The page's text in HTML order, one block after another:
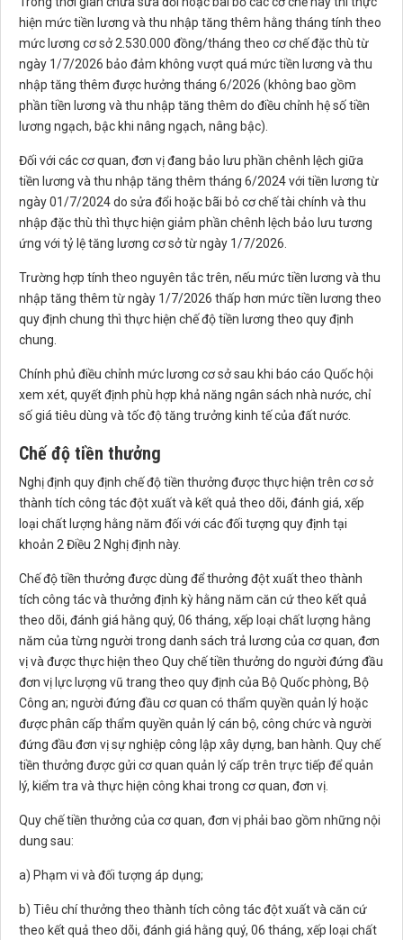
hiện mức tiền lương và thu nhập tăng thêm hằng tháng tính theo
mức lương cơ sở 2.530.000 đồng/tháng theo cơ chế đặc thù từ
ngày 1/7/2026 bảo đảm không vượt quá mức tiền lương và thu
nhập tăng thêm được hưởng tháng 6/2026 (không bao gồm
phần tiền lương và thu nhập tăng thêm do điều chỉnh hệ số tiền
lương ngạch, bậc khi nâng ngạch, nâng bậc).
Đối với các cơ quan, đơn vị đang bảo lưu phần chênh lệch giữa
tiền lương và thu nhập tăng thêm tháng 6/2024 với tiền lương từ
ngày 01/7/2024 do sửa đổi hoặc bãi bỏ cơ chế tài chính và thu
nhập đặc thù thì thực hiện giảm phần chênh lệch bảo lưu tương
ứng với tỷ lệ tăng lương cơ sở từ ngày 1/7/2026.
Trường hợp tính theo nguyên tắc trên, nếu mức tiền lương và thu
nhập tăng thêm từ ngày 1/7/2026 thấp hơn mức tiền lương theo
quy định chung thì thực hiện chế độ tiền lương theo quy định
chung.
Chính phủ điều chỉnh mức lương cơ sở sau khi báo cáo Quốc hội
xem xét, quyết định phù hợp khả năng ngân sách nhà nước, chỉ
số giá tiêu dùng và tốc độ tăng trưởng kinh tế của đất nước.
Chế độ tiền thưởng
Nghị định quy định chế độ tiền thưởng được thực hiện trên cơ sở
thành tích công tác đột xuất và kết quả theo dõi, đánh giá, xếp
loại chất lượng hằng năm đối với các đối tượng quy định tại
khoản 2 Điều 2 Nghị định này.
Chế độ tiền thưởng được dùng để thưởng đột xuất theo thành
tích công tác và thưởng định kỳ hằng năm căn cứ theo kết quả
theo dõi, đánh giá hằng quý, 06 tháng, xếp loại chất lượng hằng
năm của từng người trong danh sách trả lương của cơ quan, đơn
vị và được thực hiện theo Quy chế tiền thưởng do người đứng đầu
đơn vị lực lượng vũ trang theo quy định của Bộ Quốc phòng, Bộ
Công an; người đứng đầu cơ quan có thẩm quyền quản lý hoặc
được phân cấp thẩm quyền quản lý cán bộ, công chức và người
đứng đầu đơn vị sự nghiệp công lập xây dựng, ban hành. Quy chế
tiền thưởng được gửi cơ quan quản lý cấp trên trực tiếp để quản
lý, kiểm tra và thực hiện công khai trong cơ quan, đơn vị.
Quy chế tiền thưởng của cơ quan, đơn vị phải bao gồm những nội
dung sau:
a) Phạm vi và đối tượng áp dụng;
b) Tiêu chí thưởng theo thành tích công tác đột xuất và căn cứ
theo kết quả theo dõi, đánh giá hằng quý, 06 tháng, xếp loại chất